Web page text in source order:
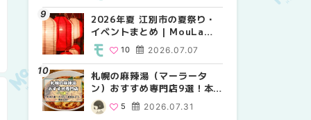
2026年夏 江別市の夏祭り・
イベントまとめ | MouLa
HOKKAIDO 2026.07.07
10
札幌の麻辣湯（マーラータ
ン）おすすめ専門店9選！本
場の量り売りから最新店まで
徹底比較 | MouLa
2026.07.31
5
2026年夏 札幌市中央区の夏
祭り・イベントまとめ |
9
2026年夏 恵庭市・千歳市の
夏祭り・イベントまとめ |
9
【新千歳空港】新カードラウ
ンジが開業。「SUPER
ラウンジアネックス）」をご
紹介！！ | MouLa
HOKKAIDO
18
2026年夏 札幌市南区の夏祭
り・イベントまとめ |
8